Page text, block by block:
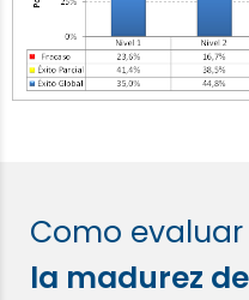
Como evaluar
la madurez